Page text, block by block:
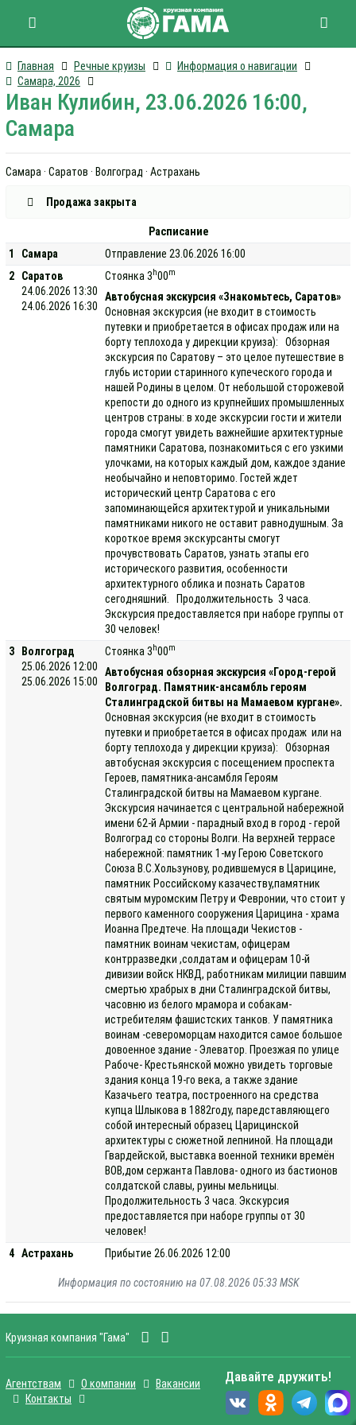
Главная Речные круизы
Информация о навигации
Самара, 2026
Иван Кулибин, 23.06.2026 16:00,
Самара
Самара · Саратов · Волгоград · Астрахань
Продажа закрыта
Расписание
1
Самара
Отправление 23.06.2026 16:00
2
Саратов
24.06.2026 13:30
24.06.2026 16:30
Стоянка 3 h00m
Автобусная экскурсия «Знакомьтесь, Саратов»
Основная экскурсия (не входит в стоимость
путевки и приобретается в офисах продаж или на
борту теплохода у дирекции круиза): Обзорная
экскурсия по Саратову – это целое путешествие в
глубь истории старинного купеческого города и
нашей Родины в целом. От небольшой сторожевой
крепости до одного из крупнейших промышленных
центров страны: в ходе экскурсии гости и жители
города смогут увидеть важнейшие архитектурные
памятники Саратова, познакомиться с его узкими
улочками, на которых каждый дом, каждое здание
необычайно и неповторимо. Гостей ждет
исторический центр Саратова с его
запоминающейся архитектурой и уникальными
памятниками никого не оставит равнодушным. За
короткое время экскурсанты смогут
прочувствовать Саратов, узнать этапы его
исторического развития, особенности
архитектурного облика и познать Саратов
сегодняшний. Продолжительность 3 часа.
Экскурсия предоставляется при наборе группы от
30 человек!
3
Волгоград
25.06.2026 12:00
25.06.2026 15:00
Стоянка 3 h00m
Автобусная обзорная экскурсия «Город-герой
Волгоград. Памятник-ансамбль героям
Сталинградской битвы на Мамаевом кургане».
Основная экскурсия (не входит в стоимость
путевки и приобретается в офисах продаж или на
борту теплохода у дирекции круиза): Обзорная
автобусная экскурсия с посещением проспекта
Героев, памятника-ансамбля Героям
Сталинградской битвы на Мамаевом кургане.
Экскурсия начинается с центральной набережной
имени 62-й Армии - парадный вход в город - герой
Волгоград со стороны Волги. На верхней террасе
набережной: памятник 1-му Герою Советского
Союза В.С.Хользунову, родившемуся в Царицине,
памятник Российскому казачеству,памятник
святым муромским Петру и Февронии, что стоит у
первого каменного сооружения Царицина - храма
Иоанна Предтече. На площади Чекистов -
памятник воинам чекистам, офицерам
контрразведки ,солдатам и офицерам 10-й
дивизии войск НКВД, работникам милиции павшим
смертью храбрых в дни Сталинградской битвы,
часовню из белого мрамора и собакам-
истребителям фашистских танков. У памятника
воинам -североморцам находится самое большое
довоенное здание - Элеватор. Проезжая по улице
Рабоче- Крестьянской можно увидеть торговые
здания конца 19-го века, а также здание
Казачьего театра, построенного на средства
купца Шлыкова в 1882году, паредставляющего
собой интересный образец Царицинской
архитектуры с сюжетной лепниной. На площади
Гвардейской, выставка военной техники времён
ВОВ,дом сержанта Павлова- одного из бастионов
солдатской славы, руины мельницы.
Продолжительность 3 часа. Экскурсия
предоставляется при наборе группы от 30
человек!
4 Астрахань Прибытие 26.06.2026 12:00
Информация по состоянию на 07.08.2026 05:33 MSK
Круизная компания "Гама"
Агентствам О компании
Вакансии
Контакты
Давайте дружить!